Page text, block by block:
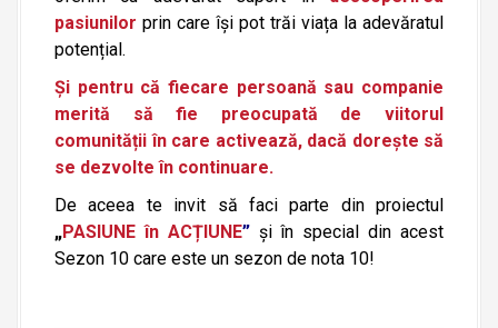
pasiunilor prin care își pot trăi viața la adevăratul
potențial.
Și pentru că fiecare persoană sau companie
merită să fie preocupată de viitorul
comunității în care activează, dacă dorește să
se dezvolte în continuare.
De aceea te invit să faci parte din proiectul
„PASIUNE în ACȚIUNE” și în special din acest
Sezon 10 care este un sezon de nota 10!